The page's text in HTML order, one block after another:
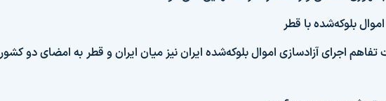
بلوکه‌شده با قطر
اجرای آزادسازی اموال بلوکه‌شده ایران نیز میان ایران و قطر به امضای دو کشور